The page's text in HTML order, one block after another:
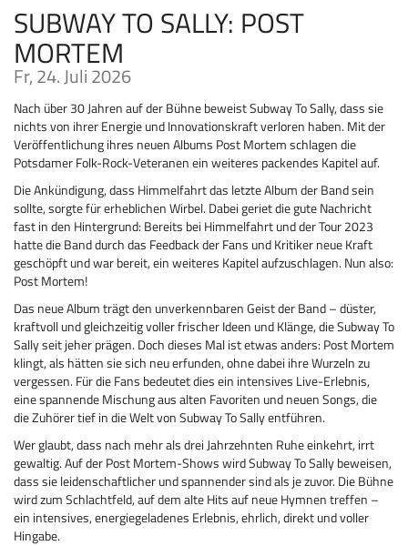
SUBWAY TO SALLY: POST
MORTEM
Fr, 24. Juli 2026
Nach über 30 Jahren auf der Bühne beweist Subway To Sally, dass sie
nichts von ihrer Energie und Innovationskraft verloren haben. Mit der
Veröffentlichung ihres neuen Albums Post Mortem schlagen die
Potsdamer Folk-Rock-Veteranen ein weiteres packendes Kapitel auf.
Die Ankündigung, dass Himmelfahrt das letzte Album der Band sein
sollte, sorgte für erheblichen Wirbel. Dabei geriet die gute Nachricht
fast in den Hintergrund: Bereits bei Himmelfahrt und der Tour 2023
hatte die Band durch das Feedback der Fans und Kritiker neue Kraft
geschöpft und war bereit, ein weiteres Kapitel aufzuschlagen. Nun also:
Post Mortem!
Das neue Album trägt den unverkennbaren Geist der Band – düster,
kraftvoll und gleichzeitig voller frischer Ideen und Klänge, die Subway To
Sally seit jeher prägen. Doch dieses Mal ist etwas anders: Post Mortem
klingt, als hätten sie sich neu erfunden, ohne dabei ihre Wurzeln zu
vergessen. Für die Fans bedeutet dies ein intensives Live-Erlebnis,
eine spannende Mischung aus alten Favoriten und neuen Songs, die
die Zuhörer tief in die Welt von Subway To Sally entführen.
Wer glaubt, dass nach mehr als drei Jahrzehnten Ruhe einkehrt, irrt
gewaltig. Auf der Post Mortem-Shows wird Subway To Sally beweisen,
dass sie leidenschaftlicher und spannender sind als je zuvor. Die Bühne
wird zum Schlachtfeld, auf dem alte Hits auf neue Hymnen treffen –
ein intensives, energiegeladenes Erlebnis, ehrlich, direkt und voller
Hingabe.